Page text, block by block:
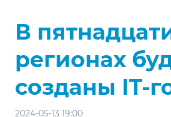
В
регионах
созданы IT-
2024-05-13 19:00